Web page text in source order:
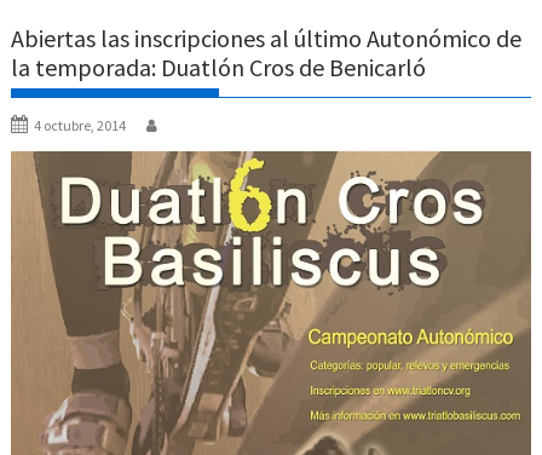
Abiertas las inscripciones al último Autonómico de
la temporada: Duatlón Cros de Benicarló
4 octubre, 2014